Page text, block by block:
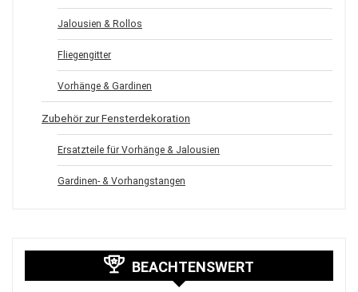
Jalousien & Rollos
Fliegengitter
Vorhänge & Gardinen
Zubehör zur Fensterdekoration
Ersatzteile für Vorhänge & Jalousien
Gardinen- & Vorhangstangen
BEACHTENSWERT